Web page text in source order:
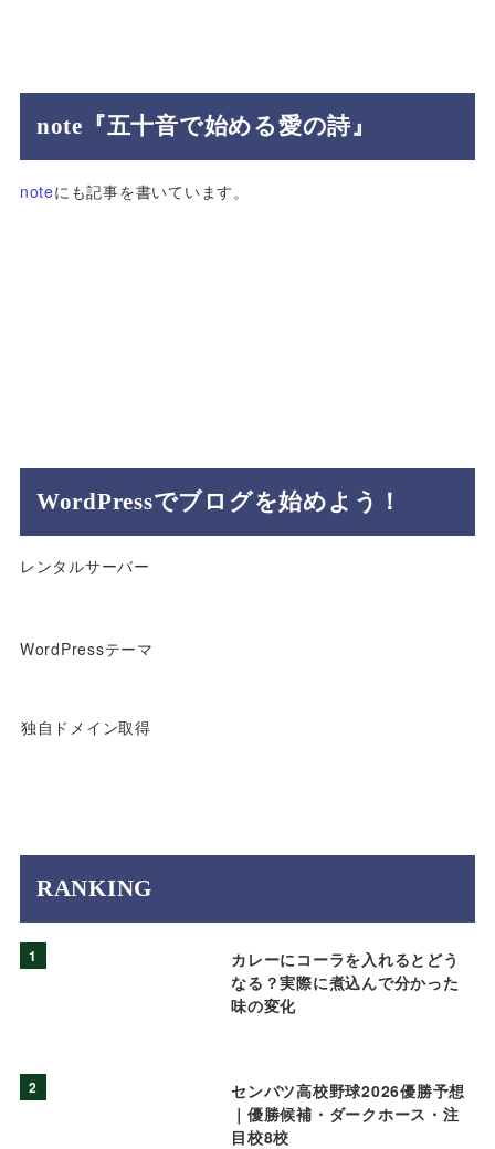
note『五十音で始める愛の詩』
noteにも記事を書いています。
WordPressでブログを始めよう！
レンタルサーバー
WordPressテーマ
独自ドメイン取得
RANKING
1
カレーにコーラを入れるとどう
なる？実際に煮込んで分かった
味の変化
2
センバツ高校野球2026優勝予想
｜優勝候補・ダークホース・注
目校8校